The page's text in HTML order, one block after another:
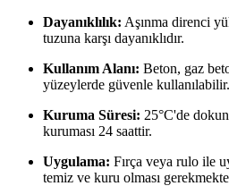
Dayanıklılık: Aşınma direnci
tuzuna karşı dayanıklıdır.
Kullanım Alanı: Beton, gaz
yüzeylerde güvenle kullanılabilir.
Kuruma Süresi: 25°C'de
kuruması 24 saattir.
Uygulama: Fırça veya rulo ile
temiz ve kuru olması